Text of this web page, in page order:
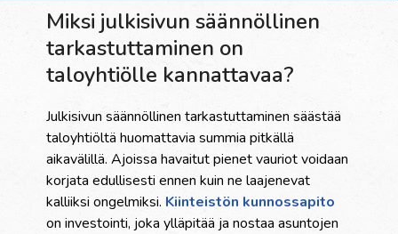
Miksi julkisivun säännöllinen
tarkastuttaminen on
taloyhtiölle kannattavaa?
Julkisivun säännöllinen tarkastuttaminen säästää
taloyhtiöltä huomattavia summia pitkällä
aikavälillä. Ajoissa havaitut pienet vauriot voidaan
korjata edullisesti ennen kuin ne laajenevat
kalliiksi ongelmiksi. Kiinteistön kunnossapito
on investointi, joka ylläpitää ja nostaa asuntojen